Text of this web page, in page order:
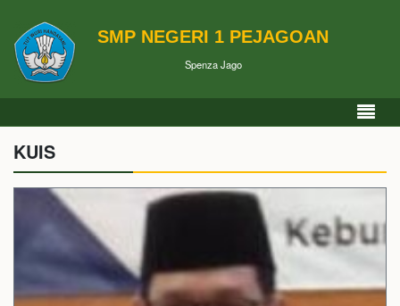
SMP NEGERI 1 PEJAGOAN
Spenza Jago
KUIS